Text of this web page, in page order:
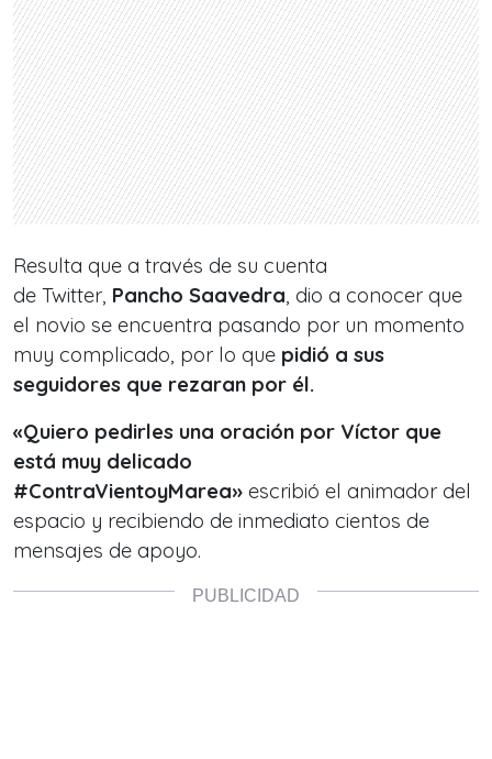
Resulta que a través de su cuenta
de Twitter, Pancho Saavedra, dio a conocer que
el novio se encuentra pasando por un momento
muy complicado, por lo que pidió a sus
seguidores que rezaran por él.
«Quiero pedirles una oración por Víctor que
está muy delicado
#ContraVientoyMarea» escribió el animador del
espacio y recibiendo de inmediato cientos de
mensajes de apoyo.